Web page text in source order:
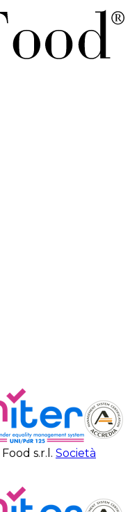
s.r.l. Società